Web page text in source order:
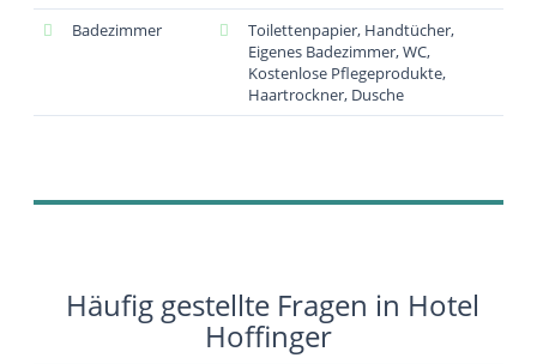
Badezimmer
Toilettenpapier, Handtücher,
Eigenes Badezimmer, WC,
Kostenlose Pflegeprodukte,
Haartrockner, Dusche
Häufig gestellte Fragen in Hotel
Hoffinger